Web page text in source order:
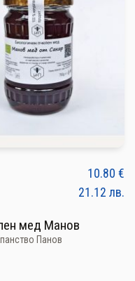
10.80 €
21.12 лв.
мед Манов
Панов